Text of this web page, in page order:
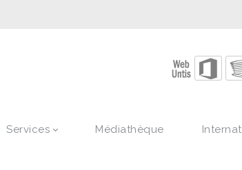
Services Médiathèque Internat